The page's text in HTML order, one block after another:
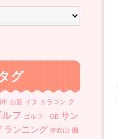
グ
年 お題 イヌ カラコン ク
ルフ ゴルフ OB サン
ランニング 伊吹山 働